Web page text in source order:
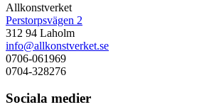
Allkonstverket
Perstorpsvägen 2
312 94 Laholm
info@allkonstverket.se
0706-061969
0704-328276
Sociala medier